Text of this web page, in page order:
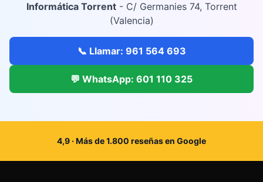
Informática Torrent- C/ Germanies 74, Torrent
(Valencia)
📞 Llamar: 961 564 693
💬 WhatsApp: 601 110 325
4,9 · Más de 1.800 reseñas en Google